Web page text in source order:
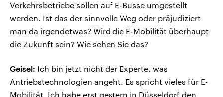
Verkehrsbetriebe sollen auf E-Busse umgestellt
werden. Ist das der sinnvolle Weg oder präjudiziert
man da irgendetwas? Wird die E-Mobilität überhaupt
die Zukunft sein? Wie sehen Sie das?
Geisel: Ich bin jetzt nicht der Experte, was
Antriebstechnologien angeht. Es spricht vieles für E-
Mobilität. Ich habe erst gestern in Düsseldorf den